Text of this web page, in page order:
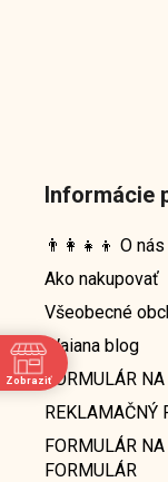
Informácie
👨‍👩‍👧‍👦 O
Ako nakupovať
Všeobecné
Waiana blog
FORMULÁR
REKLAMAČNÝ
FORMULÁR NA
FORMULÁR
Zobraziť